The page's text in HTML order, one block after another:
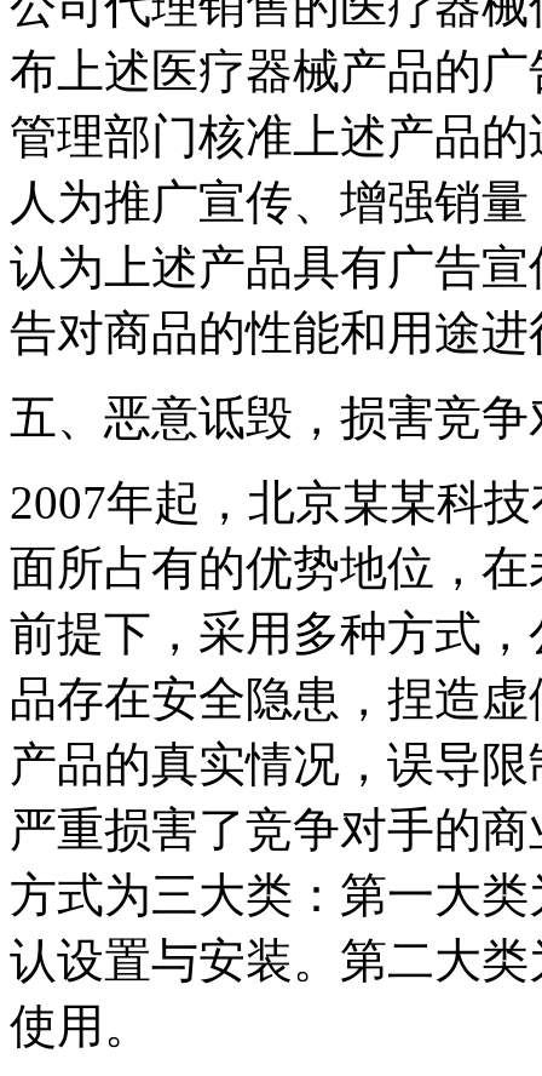
布上述医疗器械产品的
管理部门核准上述产品
人为推广宣传、增强销
认为上述产品具有广告
告对商品的性能和用途
五、恶意诋毁，损害竞
2007年起，北京某某科
面所占有的优势地位，
前提下，采用多种方式
品存在安全隐患，捏造
产品的真实情况，误导
严重损害了竞争对手的
方式为三大类：第一大
认设置与安装。第二大
使用。